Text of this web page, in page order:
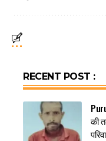
RECENT POST :
की